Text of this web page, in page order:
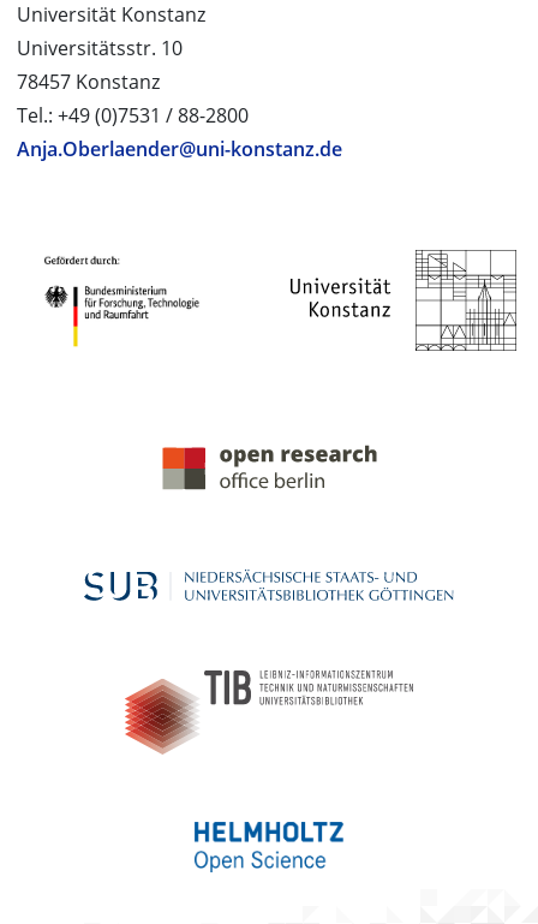
Universität Konstanz
Universitätsstr. 10
78457 Konstanz
Tel.: +49 (0)7531 / 88-2800
Anja.Oberlaender@uni-konstanz.de